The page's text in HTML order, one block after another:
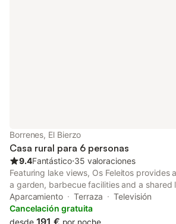
Borrenes, El Bierzo
Casa rural para 6 personas
9.4Fantástico⋅35 valoraciones
Featuring lake views, Os Feleitos provides
a garden, barbecue facilities and a shared
km from Las Médulas Roman Mines. This
to a balcony and free private parking.
Aparcamiento Terraza
Televisión
Cancelación gratuita
desde 191 € por noche